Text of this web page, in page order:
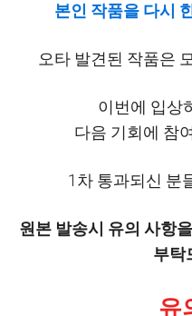
본인 작품을 다시
오타 발견된 작품은
이번에 입상
다음 기회에 참
1차 통과되신 분
원본 발송시 유의 사항
부탁
유